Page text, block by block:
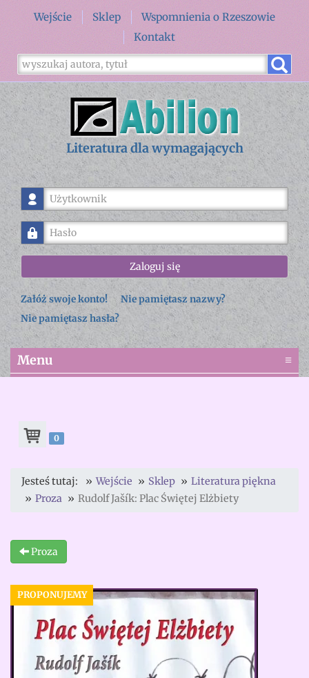
Wejście Sklep
Wspomnienia o Rzeszowie
Kontakt
Literatura dla wymagających
Użytkownik
Hasło
Zaloguj się
Załóż swoje konto!
Nie pamiętasz nazwy?
Nie pamiętasz hasła?
Menu ≡
0
Jesteś tutaj: Wejście Sklep
Literatura piękna
Proza
Rudolf Jašík: Plac Świętej Elżbiety
Proza
PROPONUJEMY